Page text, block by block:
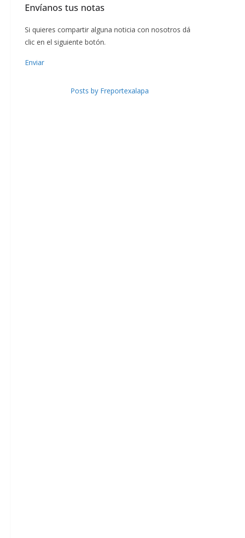
Envíanos tus notas
Si quieres compartir alguna noticia con nosotros dá
clic en el siguiente botón.
Enviar
Posts by Freportexalapa